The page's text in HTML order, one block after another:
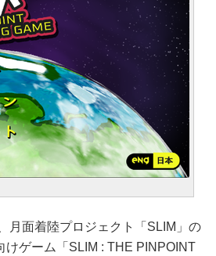
面着陸プロジェクト「SLIM」の
けゲーム「SLIM : THE PINPOINT